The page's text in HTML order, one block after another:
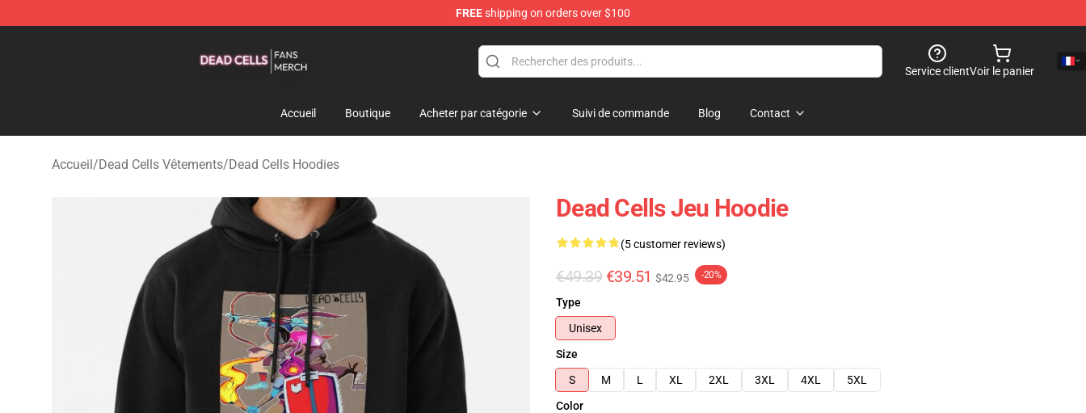
FREEshipping on orders over $100
Service clientVoir le panier
Accueil Boutique Acheter par catégorie Suivi de commande Blog Contact
Accueil/Dead Cells Vêtements/Dead Cells Hoodies
Dead Cells Jeu Hoodie
(5 customer reviews)
€49.39 €39.51 $42.95 -20%
Type
Unisex
Size
S
M L XL 2XL 3XL 4XL
5XL
Color